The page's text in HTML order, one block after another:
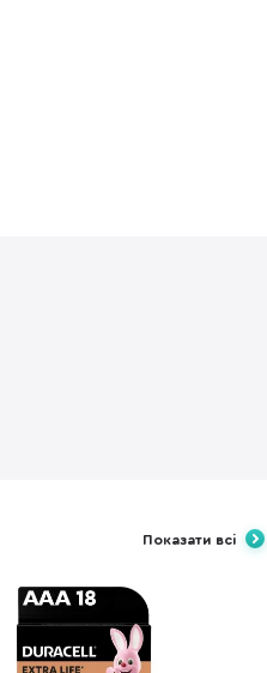
Показати всі